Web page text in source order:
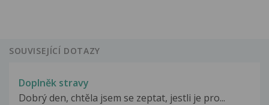
SOUVISEJÍCÍ DOTAZY
Doplněk stravy
Dobrý den, chtěla jsem se zeptat, jestli je pro...